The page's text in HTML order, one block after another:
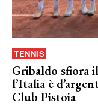
TENNIS
Gribaldo sfiora
l’Italia è
Club Pistoia